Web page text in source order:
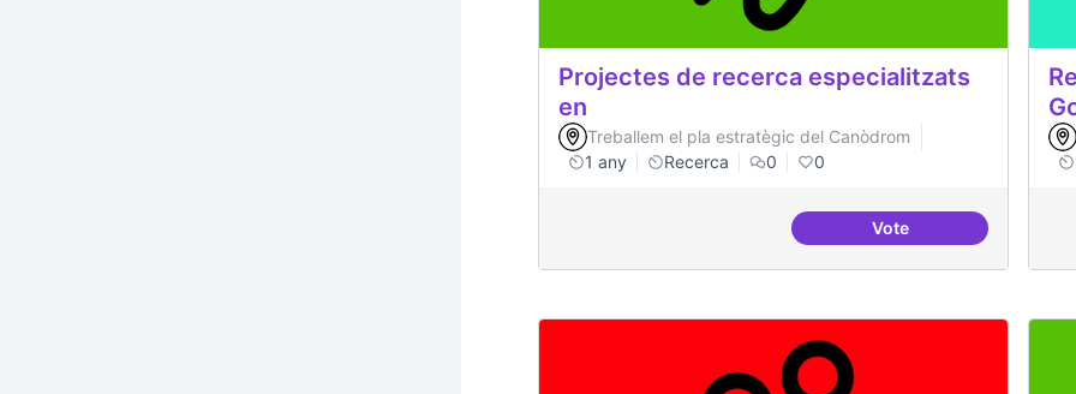
Projectes de recerca especialitzats
en
Treballem el pla estratègic del Canòdrom
1 any
Recerca 0 0
VoteProjectes de recerca